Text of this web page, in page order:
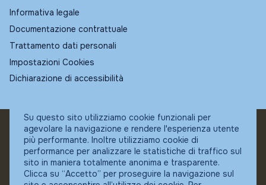
Informativa legale
Documentazione contrattuale
Trattamento dati personali
Impostazioni Cookies
Dichiarazione di accessibilità
© Fundstore
Collocatore autorizzato:
Banca Ifigest SpA
P.Iva: 04337180485
Su questo sito utilizziamo cookie funzionali per
agevolare la navigazione e rendere l'esperienza utente
più performante. Inoltre utilizziamo cookie di
performance per analizzare le statistiche di traffico sul
sito in maniera totalmente anonima e trasparente.
Clicca su “Accetto” per proseguire la navigazione sul